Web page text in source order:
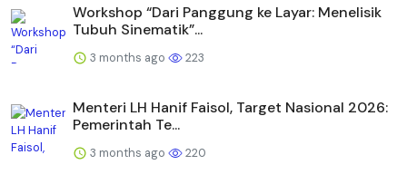
Workshop “Dari Panggung ke Layar: Menelisik
Tubuh Sinematik”...
3 months ago 223
Menteri LH Hanif Faisol, Target Nasional 2026:
Pemerintah Te...
3 months ago 220